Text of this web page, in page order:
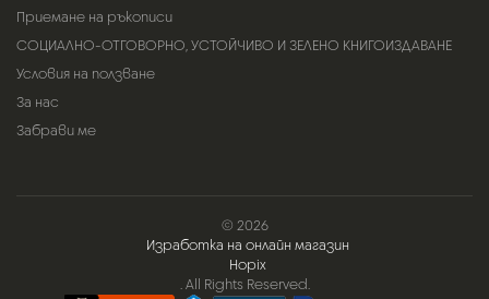
Приемане на ръкописи
СОЦИАЛНО-ОТГОВОРНО, УСТОЙЧИВО И ЗЕЛЕНО КНИГОИЗДАВАНЕ
Условия на ползване
За нас
Забрави ме
© 2026
Изработка на онлайн магазин
Hopix
. All Rights Reserved.